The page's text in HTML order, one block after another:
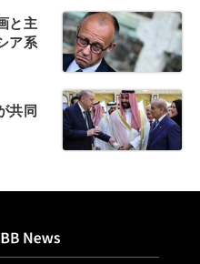
と主
ア系
共同